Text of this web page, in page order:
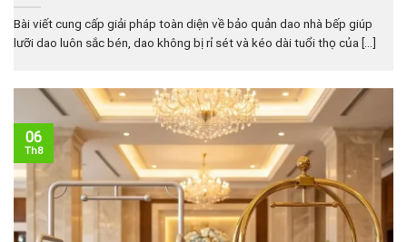
Bài viết cung cấp giải pháp toàn diện về bảo quản dao nhà bếp giúp
lưỡi dao luôn sắc bén, dao không bị rỉ sét và kéo dài tuổi thọ của [...]
06
Th8